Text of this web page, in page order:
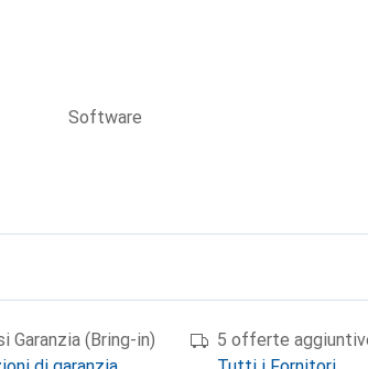
Software
Garanzia (Bring-in)
5 offerte